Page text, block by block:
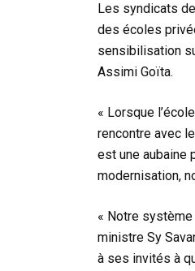
Les syndicats
des écoles
sensibilisation
Assimi Goïta.
« Lorsque
rencontre avec
est une aubaine
modernisation,
« Notre
ministre Sy
à ses invités à